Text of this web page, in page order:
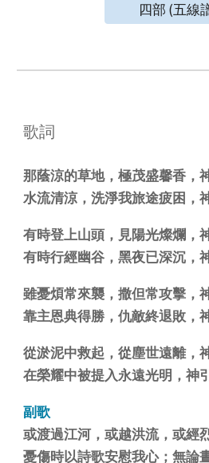
四部 (五線
歌詞
那蔭涼的草地，極茂盛馨香，
水流清涼，洗淨我旅途疲困，
有時登上山頭，見陽光燦爛，
有時行經幽谷，黑夜已深沉，
雖憂煩常來襲，撒但常攻擊，
靠主恩典得勝，仇敵終退敗，
從淤泥中救起，從塵世遠離，
在榮耀中被提入永遠光明，神
副歌
或渡過江河，或越洪流，或經
憂傷時以詩歌安慰我心；無論